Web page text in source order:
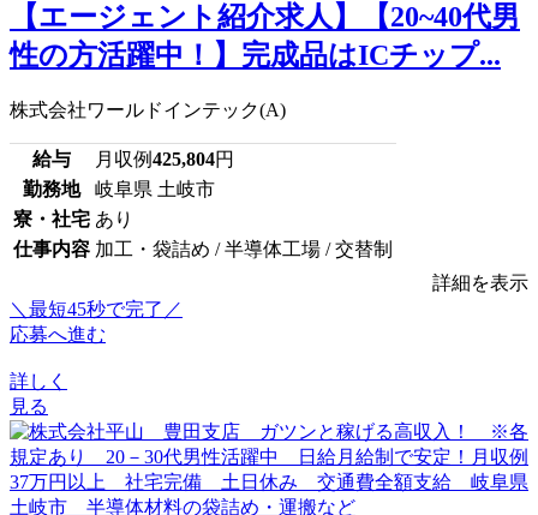
【エージェント紹介求人】【20~40代男
性の方活躍中！】完成品はICチップ...
株式会社ワールドインテック(A)
給与 月収例425,804円
勤務地
岐阜県 土岐市
寮・社宅 あり
仕事内容 加工・袋詰め / 半導体工場 / 交替制
詳細を表示
＼最短45秒で完了／
応募へ進む
詳しく
見る